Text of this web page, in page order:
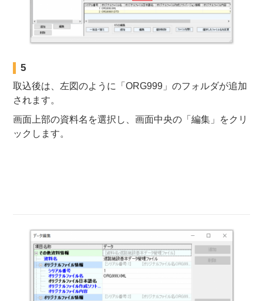
5
取込後は、左図のように「ORG999」のフォルダが追加
されます。
画面上部の資料名を選択し、画面中央の「編集」をクリ
ックします。